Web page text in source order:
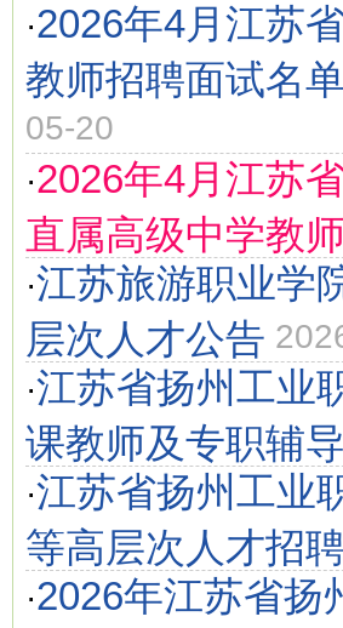
·2026年4月江苏
教师招聘面试名
05-20
·2026年4月江苏
直属高级中学教
·江苏旅游职业学
层次人才公告
·江苏省扬州工业
课教师及专职辅
·江苏省扬州工业
等高层次人才招
·2026年江苏省扬